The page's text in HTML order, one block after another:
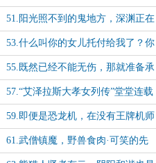
上就是一座海加尔山
51.阳光照不到的鬼地方，深渊正在
和毛毛虫一样蠕行
53.什么叫你的女儿托付给我了？你
把话说清楚啊，吉布尔！
55.既然已经不能无伤，那就准备承
受愤怒的无双吧
57.“艾泽拉斯大孝女列传”堂堂连载
中！编纂者：不愿意透露姓名的某白
虎
59.即便是恐龙机，在没有王牌机师
驾驶的情况下也只能沦为被击坠的废
61.武僧镇魔，野兽食肉·可笑的先